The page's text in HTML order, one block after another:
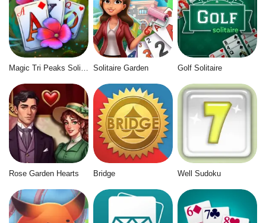
Solitaire Garden Golf Solitaire
Rose Garden Hearts Bridge Well Sudoku